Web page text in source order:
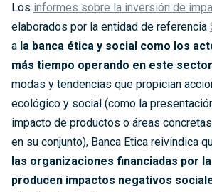
Los informes sobre la inversión de
elaborados por la entidad de referencia
a la banca ética y social como los
más tiempo operando en este sector
modas y tendencias que propician
ecológico y social (como la
impacto de productos o áreas
en su conjunto), Banca Etica reivindica
las organizaciones financiadas por
producen impactos negativos